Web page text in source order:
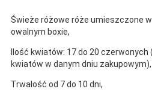
Świeże różowe róże umieszczone
owalnym boxie,
Ilość kwiatów: 17 do 20 czerwonych (
kwiatów w danym dniu zakupowym),
Trwałość od 7 do 10 dni,